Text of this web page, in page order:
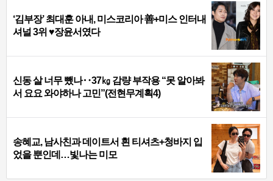
‘김부장’ 최대훈 아내, 미스코리아 善+미스 인터내
셔널 3위 ♥장윤서였다
신동 살 너무 뺐나‥37㎏ 감량 부작용 “못 알아봐
서 요요 와야하나 고민”(전현무계획4)
송혜교, 남사친과 데이트서 흰 티셔츠+청바지 입
었을 뿐인데…빛나는 미모